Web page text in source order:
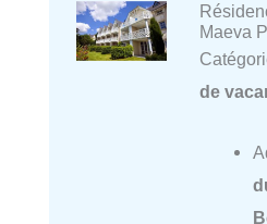
Maeva
de